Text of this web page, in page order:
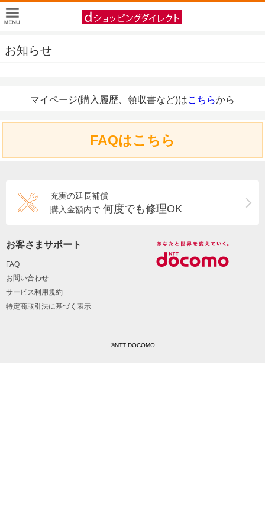
お知らせ
マイページ(購入履歴、領収書など)はこちらから
FAQはこちら
充実の延長補償
購入金額内で 何度でも修理OK
お客さまサポート
FAQ
お問い合わせ
サービス利用規約
特定商取引法に基づく表示
©NTT DOCOMO